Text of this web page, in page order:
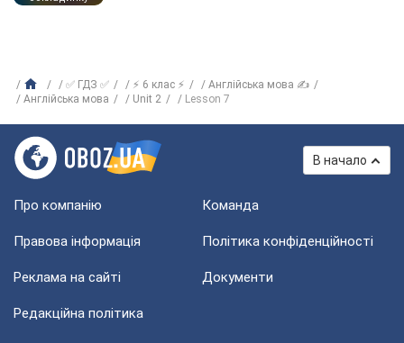
✅ ГДЗ ✅ ⚡ 6 клас ⚡
Англійська мова ✍
Англійська мова
Unit 2 Lesson 7
В начало
Про компанію Команда
Правова інформація Політика конфіденційності
Реклама на сайті Документи
Редакційна політика